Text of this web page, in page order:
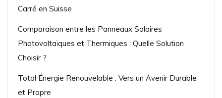
Carré en Suisse
Comparaison entre les Panneaux Solaires
Photovoltaïques et Thermiques : Quelle Solution
Choisir ?
Total Énergie Renouvelable : Vers un Avenir Durable
et Propre